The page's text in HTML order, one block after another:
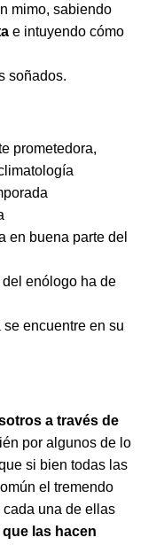
mimo, sabiendo
e intuyendo cómo
soñados.
prometedora,
en buena parte del
enólogo ha de
encuentre en su
a través de
por algunos de lo
si bien todas las
el tremendo
una de ellas
las hacen